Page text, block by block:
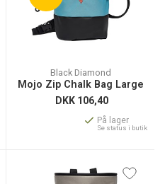
Black Diamond
Mojo Zip Chalk Bag Large
DKK 106,40
På lager
Se status i butik